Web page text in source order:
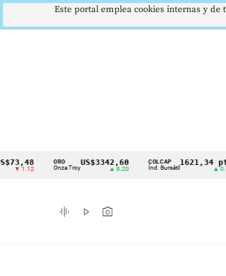
Cintillo
indicadores
económicos
1.12 Onza Troy
US$3342,60
▲ 8.20
COLCAP
Índ. Bursátil
1621,34 pts
▲ 0.67
graphic_eq play_arrow photo_camera
Este portal emplea cookies internas y